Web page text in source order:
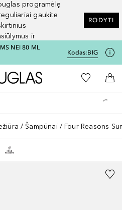
programėlę
gaukite
ir
RODYTI
NEI 80 ML
Kodas:BIG
Į Douglas pagrindinį
Į mano
Į
Šampūnai Four Reasons